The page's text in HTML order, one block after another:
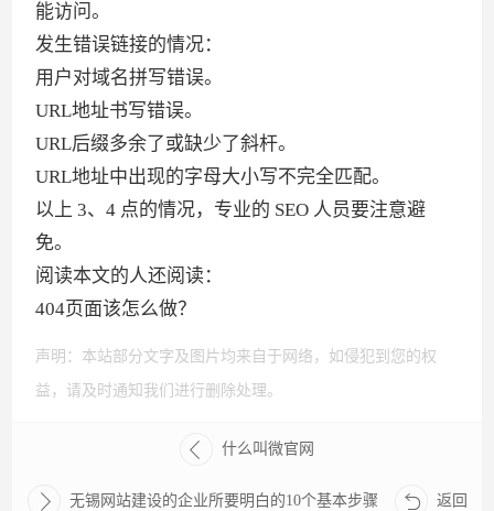
能访问。
发生错误链接的情况：
用户对域名拼写错误。
URL地址书写错误。
URL后缀多余了或缺少了斜杆。
URL地址中出现的字母大小写不完全匹配。
以上 3、4 点的情况，专业的 SEO 人员要注意避
免。
阅读本文的人还阅读：
404页面该怎么做？
声明：本站部分文字及图片均来自于网络，如侵犯到您的权
益，请及时通知我们进行删除处理。
什么叫微官网
无锡网站建设的企业所要明白的10个基本步骤 返回